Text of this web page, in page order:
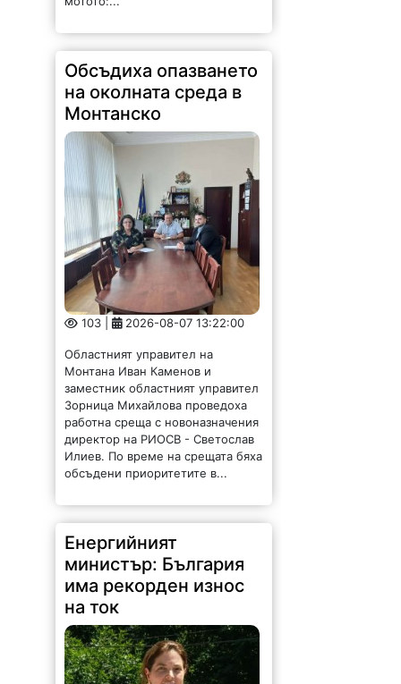
Обсъдиха опазването
на околната среда в
Монтанско
103 | 2026-08-07 13:22:00
Монтана Иван Каменов и
заместник областният управител
Зорница Михайлова проведоха
работна среща с новоназначения
директор на РИОСВ - Светослав
Илиев. По време на срещата бяха
обсъдени приоритетите в...
Енергийният
министър: България
има рекорден износ
на ток